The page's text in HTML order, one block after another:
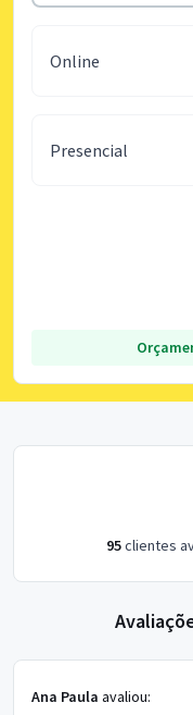
Online
Presencial
95clientes
Ana Paula avaliou: